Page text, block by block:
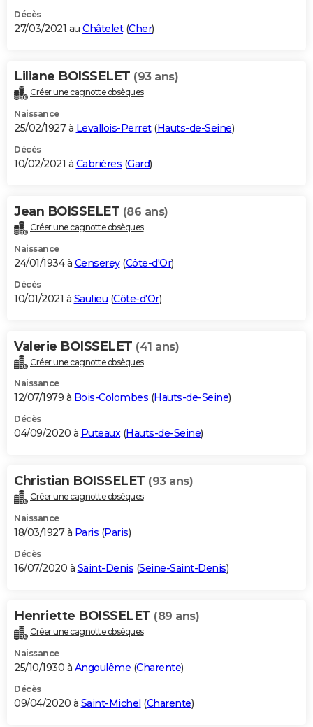
Décès
27/03/2021 au Châtelet(Cher)
Liliane BOISSELET (93 ans)
Créer une cagnotte obsèques
Naissance
25/02/1927 à Levallois-Perret(Hauts-de-Seine)
Décès
10/02/2021 à Cabrières (Gard)
Jean BOISSELET (86 ans)
Créer une cagnotte obsèques
Naissance
24/01/1934 à Censerey(Côte-d'Or)
Décès
10/01/2021 à Saulieu (Côte-d'Or)
Valerie BOISSELET (41 ans)
Créer une cagnotte obsèques
Naissance
12/07/1979 à Bois-Colombes (Hauts-de-Seine)
Décès
04/09/2020 à Puteaux(Hauts-de-Seine)
Christian BOISSELET (93 ans)
Créer une cagnotte obsèques
Naissance
18/03/1927 à Paris (Paris)
Décès
16/07/2020 à Saint-Denis (Seine-Saint-Denis)
Henriette BOISSELET (89 ans)
Créer une cagnotte obsèques
Naissance
25/10/1930 à Angoulême (Charente)
Décès
09/04/2020 à Saint-Michel (Charente)